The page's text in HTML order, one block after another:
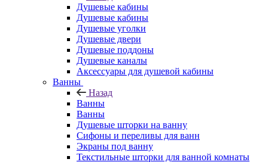
Душевые кабины
Душевые кабины
Душевые уголки
Душевые двери
Душевые поддоны
Душевые каналы
Аксессуары для душевой кабины
Ванны
Назад
Ванны
Ванны
Душевые шторки на ванну
Сифоны и переливы для ванн
Экраны под ванну
Текстильные шторки для ванной комнаты